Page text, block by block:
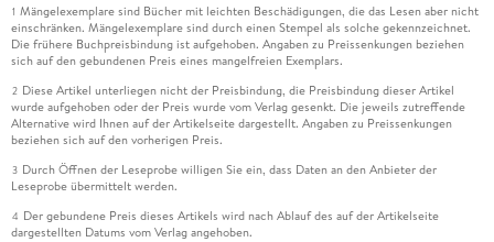
1 Mängelexemplare sind Bücher mit leichten Beschädigungen, die das Lesen aber nicht
einschränken. Mängelexemplare sind durch einen Stempel als solche gekennzeichnet.
Die frühere Buchpreisbindung ist aufgehoben. Angaben zu Preissenkungen beziehen
sich auf den gebundenen Preis eines mangelfreien Exemplars.
2 Diese Artikel unterliegen nicht der Preisbindung, die Preisbindung dieser Artikel
wurde aufgehoben oder der Preis wurde vom Verlag gesenkt. Die jeweils zutreffende
Alternative wird Ihnen auf der Artikelseite dargestellt. Angaben zu Preissenkungen
beziehen sich auf den vorherigen Preis.
3 Durch Öffnen der Leseprobe willigen Sie ein, dass Daten an den Anbieter der
Leseprobe übermittelt werden.
4 Der gebundene Preis dieses Artikels wird nach Ablauf des auf der Artikelseite
dargestellten Datums vom Verlag angehoben.